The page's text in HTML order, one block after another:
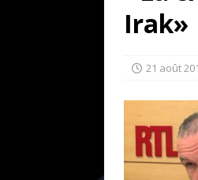
Irak»
21 août